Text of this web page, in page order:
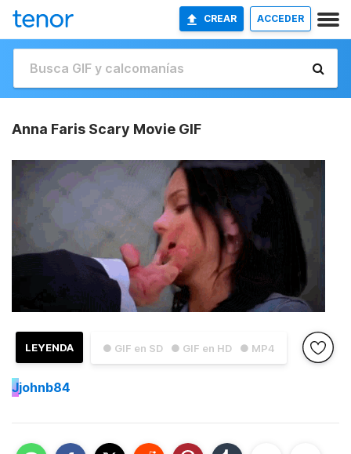
CREAR ACCEDER
Anna Faris Scary Movie GIF
● GIF en SD ● GIF en HD ● MP4
LEYENDA
Jjohnb84